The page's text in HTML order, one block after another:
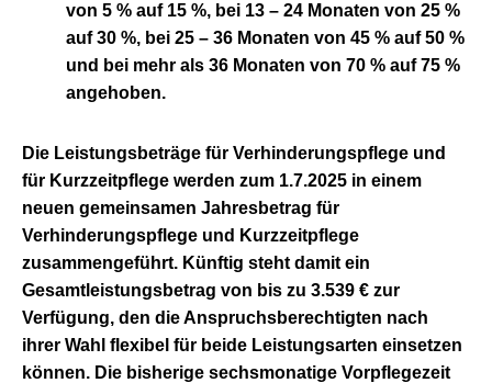
von 5 % auf 15 %, bei 13 – 24 Monaten von 25 %
auf 30 %, bei 25 – 36 Monaten von 45 % auf 50 %
und bei mehr als 36 Monaten von 70 % auf 75 %
angehoben.
Die Leistungsbeträge für Verhinderungspflege und
für Kurzzeitpflege werden zum 1.7.2025 in einem
neuen gemeinsamen Jahresbetrag für
Verhinderungspflege und Kurzzeitpflege
zusammengeführt. Künftig steht damit ein
Gesamtleistungsbetrag von bis zu 3.539 € zur
Verfügung, den die Anspruchsberechtigten nach
ihrer Wahl flexibel für beide Leistungsarten einsetzen
können. Die bisherige sechsmonatige Vorpflegezeit